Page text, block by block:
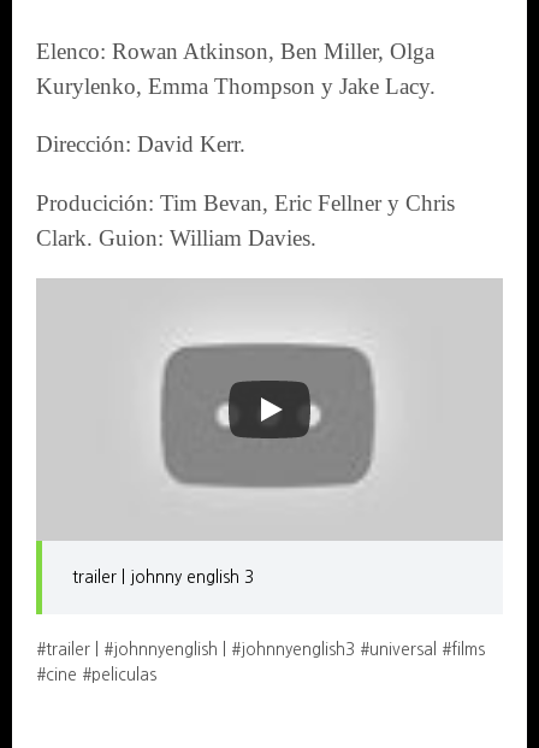
Elenco: Rowan Atkinson, Ben Miller, Olga
Kurylenko, Emma Thompson y Jake Lacy.
Dirección: David Kerr.
Producición: Tim Bevan, Eric Fellner y Chris
Clark. Guion: William Davies.
trailer | johnny english 3
#trailer | #johnnyenglish | #johnnyenglish3 #universal #films
#cine #peliculas